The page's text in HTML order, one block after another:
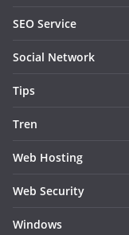
SEO Service
Social Network
Tips
Tren
Web Hosting
Web Security
Windows